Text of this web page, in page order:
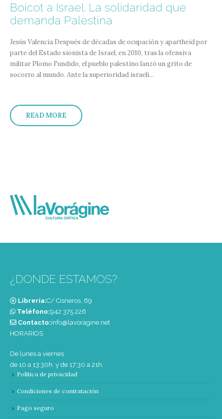
Boicot a Israel. La solidaridad que
demanda Palestina
Jesús Valencia Después de décadas de ocupación y apartheid por
parte del Estado sionista de Israel, en 2010, tras la ofensiva
militar Plomo Fundido, el pueblo palestino lanzó un grito de
socorro al mundo. Ante la superioridad israelí...
READ MORE
¿DONDE ESTAMOS?
Librería:C/ Cisneros, 69
Teléfono:‭942 375 226‬
Contacto:info@lavoragine.net
HORARIOS
De lunes a viernes
de 10 a 13:30h. y de 17:30 a 21h.
Política de privacidad
Condiciones de contratación
Pago seguro